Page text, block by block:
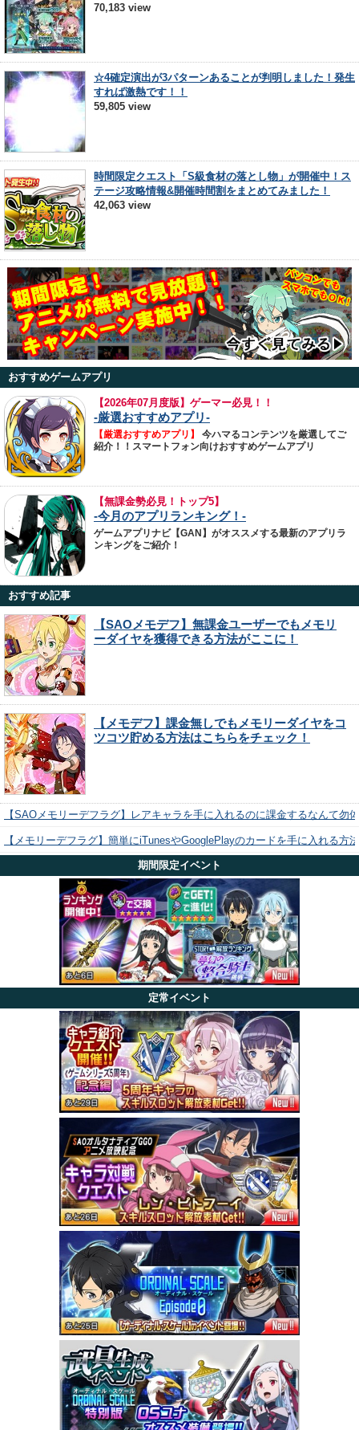
70,183 view
☆4確定演出が3パターンあることが判明しました！発生
すれば激熱です！！
59,805 view
時間限定クエスト「S級食材の落とし物」が開催中！ス
テージ攻略情報&開催時間割をまとめてみました！
42,063 view
おすすめゲームアプリ
【2026年07月度版】ゲーマー必見！！
-厳選おすすめアプリ-
【厳選おすすめアプリ】
今ハマるコンテンツを厳選してご
紹介！！スマートフォン向けおすすめゲームアプリ
【無課金勢必見！トップ5】
-今月のアプリランキング！-
ゲームアプリナビ【GAN】がオススメする最新のアプリラ
ンキングをご紹介！
おすすめ記事
【SAOメモデフ】無課金ユーザーでもメモリ
ーダイヤを獲得できる方法がここに！
【メモデフ】課金無しでもメモリーダイヤをコ
ツコツ貯める方法はこちらをチェック！
【SAOメモリーデフラグ】レアキャラを手に入れるのに課金するなんて勿
【メモリーデフラグ】簡単にiTunesやGooglePlayのカードを手に入れる方
期間限定イベント
定常イベント